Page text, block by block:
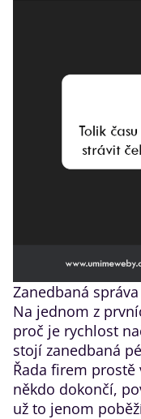
Zanedbaná
Na jednom z
proč je rychlost
stojí zanedbaná
Řada firem
někdo dokončí,
už to jenom